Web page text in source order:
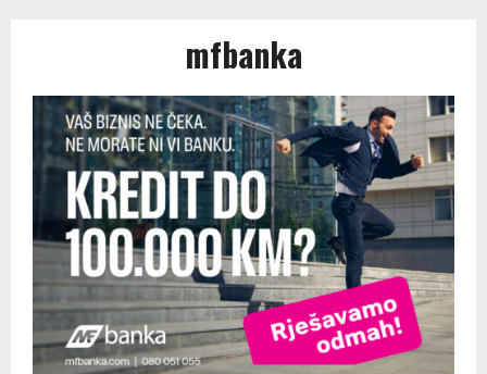
mfbanka